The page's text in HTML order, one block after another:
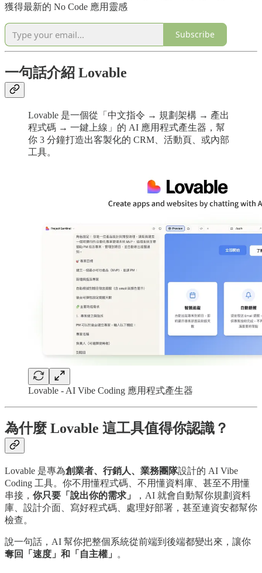
獲得最新的 No Code 應用靈感
Subscribe
一句話介紹 Lovable
Lovable 是一個從「中文指令 → 規劃架構 → 產出
程式碼 → 一鍵上線」的 AI 應用程式產生器，幫
你 3 分鐘打造出客製化的 CRM、活動頁、或內部
工具。
Lovable - AI Vibe Coding 應用程式產生器
為什麼 Lovable 這工具值得你認識？
Lovable 是專為創業者、行銷人、業務團隊設計的 AI Vibe
Coding 工具。你不用懂程式碼、不用懂資料庫、甚至不用懂
串接， 你只要「說出你的需求」
，AI 就會自動幫你規劃資料
庫、設計介面、寫好程式碼、處理好部署，甚至連資安都幫你
檢查。
說一句話，AI 幫你把整個系統從前端到後端都變出來，讓你
奪回「速度」和「自主權」
。